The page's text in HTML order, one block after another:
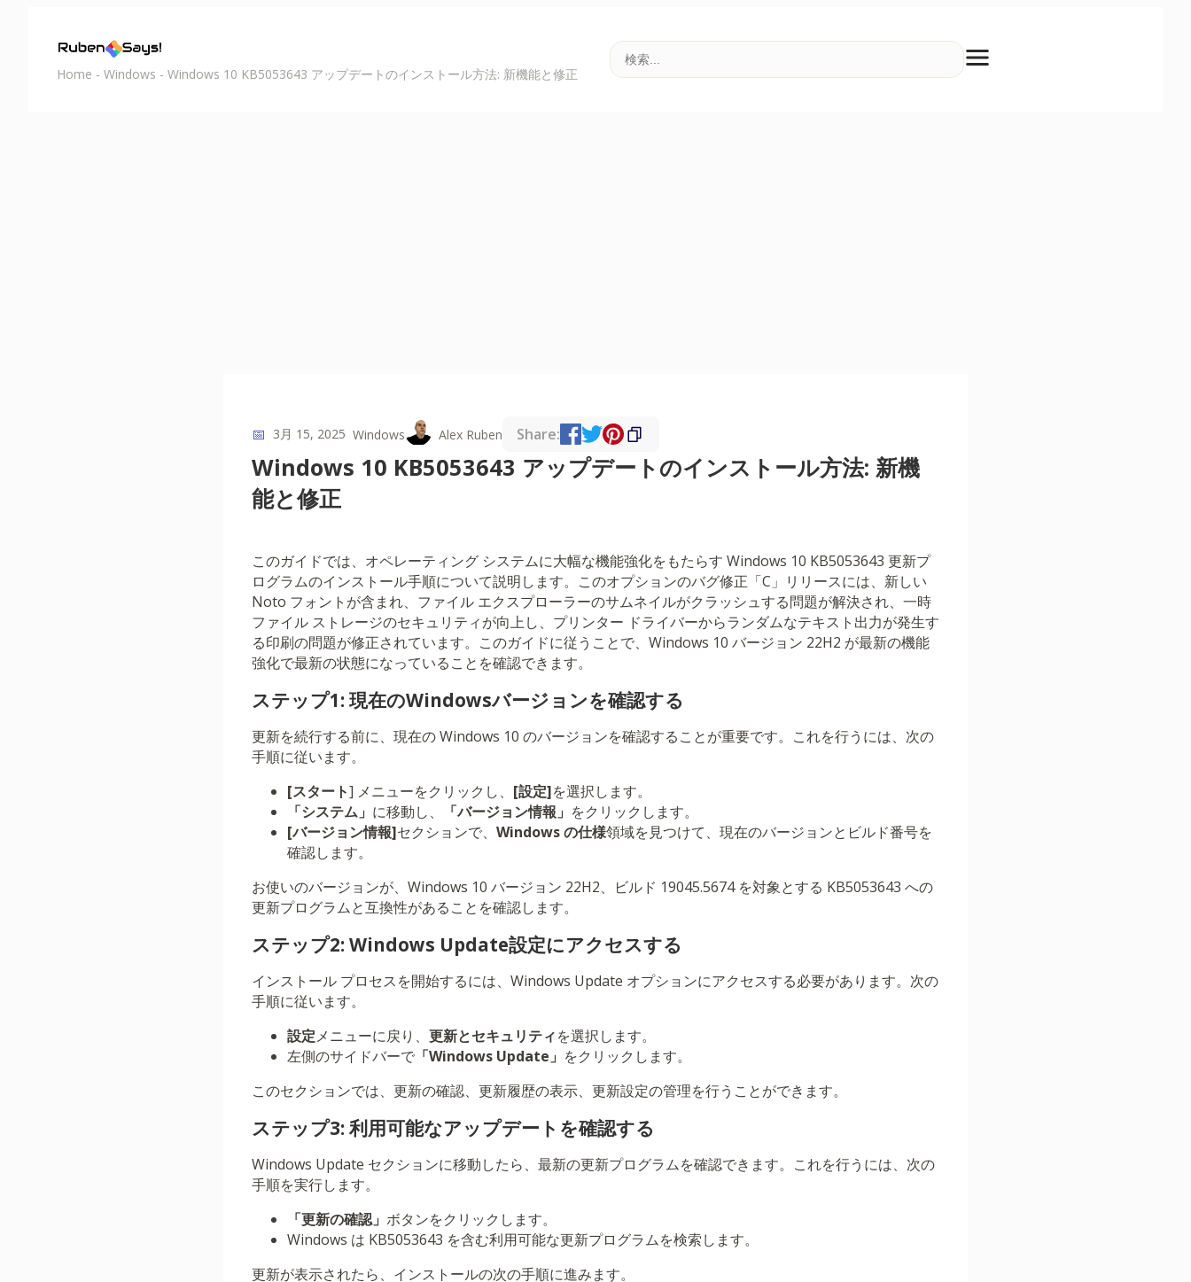
Home - Windows - Windows 10 KB5053643 アップデートのインストール方法: 新機能と修正
📅 3月 15, 2025 Windows Alex Ruben Share:
Windows 10 KB5053643 アップデートのインストール方法: 新機
能と修正
このガイドでは、オペレーティング システムに大幅な機能強化をもたらす Windows 10 KB5053643 更新プ
ログラムのインストール手順について説明します。このオプションのバグ修正「C」リリースには、新しい
Noto フォントが含まれ、ファイル エクスプローラーのサムネイルがクラッシュする問題が解決され、一時
ファイル ストレージのセキュリティが向上し、プリンター ドライバーからランダムなテキスト出力が発生す
る印刷の問題が修正されています。このガイドに従うことで、Windows 10 バージョン 22H2 が最新の機能
強化で最新の状態になっていることを確認できます。
ステップ1: 現在のWindowsバージョンを確認する
更新を続行する前に、現在の Windows 10 のバージョンを確認することが重要です。これを行うには、次の
手順に従います。
[スタート] メニューをクリックし、 [設定]を選択します。
「システム」 に移動し、 「バージョン情報」 をクリックします。
[バージョン情報]セクションで、 Windows の仕様領域を見つけて、現在のバージョンとビルド番号を
確認します。
お使いのバージョンが、Windows 10 バージョン 22H2、ビルド 19045.5674 を対象とする KB5053643 への
更新プログラムと互換性があることを確認します。
ステップ2: Windows Update設定にアクセスする
インストール プロセスを開始するには、Windows Update オプションにアクセスする必要があります。次の
手順に従います。
設定メニューに戻り、 更新とセキュリティを選択します。
左側のサイドバーで 「Windows Update」 をクリックします。
このセクションでは、更新の確認、更新履歴の表示、更新設定の管理を行うことができます。
ステップ3: 利用可能なアップデートを確認する
Windows Update セクションに移動したら、最新の更新プログラムを確認できます。これを行うには、次の
手順を実行します。
「更新の確認」 ボタンをクリックします。
Windows は KB5053643 を含む利用可能な更新プログラムを検索します。
更新が表示されたら、インストールの次の手順に進みます。